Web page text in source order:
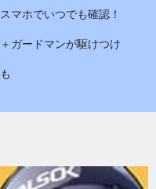
マホでいつでも確認！
ガードマンが駆けつけ